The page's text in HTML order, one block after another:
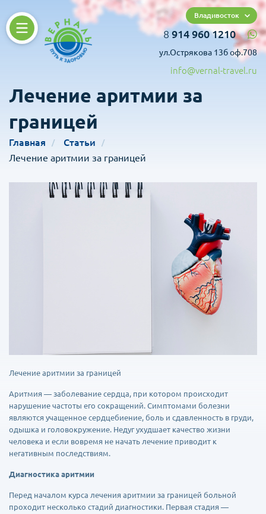
Владивосток
8 914 960 1210
ул.Острякова 13б оф.708
info@vernal-travel.ru
Лечение аритмии за
границей
Главная
Статьи
Лечение аритмии за границей
Лечение аритмии за границей
Аритмия — заболевание сердца, при котором происходит
нарушение частоты его сокращений. Симптомами болезни
являются учащенное сердцебиение, боль и сдавленность в груди,
одышка и головокружение. Недуг ухудшает качество жизни
человека и если вовремя не начать лечение приводит к
негативным последствиям.
Диагностика аритмии
Перед началом курса лечения аритмии за границей больной
проходит несколько стадий диагностики. Первая стадия —